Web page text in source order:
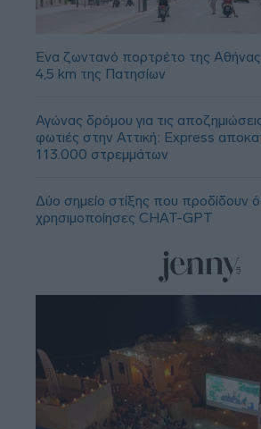
Ένα ζωντανό πορτρέτο της
4,5 km της Πατησίων
Αγώνας δρόμου για τις
φωτιές στην Αττική: Express
113.000 στρεμμάτων
Δύο σημείο στίξης που προδίδουν
χρησιμοποίησες CHAT-GPT